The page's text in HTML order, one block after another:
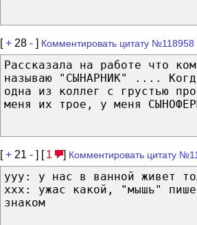
[+ 28 - ] Комментировать цитату №118958
Рассказала на работе что
называю "СЫНАРНИК" ....
одна из коллег с грустью
меня их трое, у меня
[+ 21 - ] [ 1 ] Комментировать цитату
yyy: у нас в ванной живет
xxx: ужас какой, "мышь"
знаком